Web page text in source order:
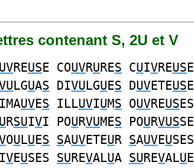
contenant S, 2U et V
UVREUSE COUVRURES CUIVREUSE
LGUAS DIVULGUES DUVETEUSE
IMAUVES ILLUVIUMS OUVREUSES
URSUIVI POURVUMES POURVUSSE
OULUES SAUVETEUR SAUVEUSES
IVEUSES SUREVALUA SUREVALUE